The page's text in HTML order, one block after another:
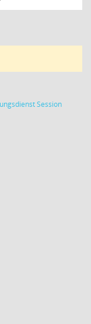
Session(Wird in